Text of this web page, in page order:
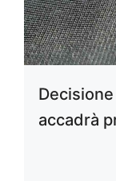
accadrà